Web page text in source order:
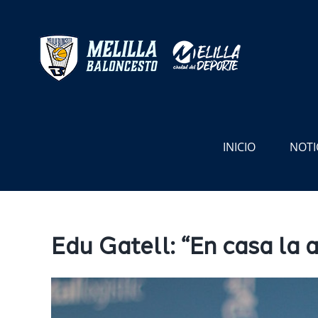
contenido
INICIO
Edu Gatell: “En casa la
Ver
imagen